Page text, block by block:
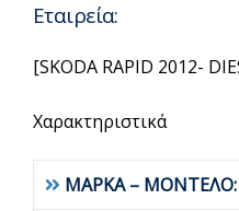
Εταιρεία:
[SKODA RAPID 2012-
Χαρακτηριστικά
ΜΑΡΚΑ – ΜΟΝΤΕΛΟ: